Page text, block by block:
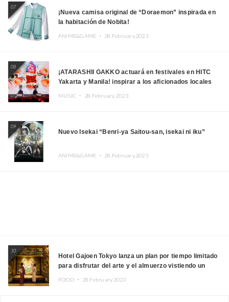
07
¡Nueva camisa original de “Doraemon” inspirada en
la habitación de Nobita!
ANIME&GAME ・ 28.February.2023
08
¡ATARASHII GAKKO actuará en festivales en HITC
Yakarta y Manila! inspirar a los aficionados locales
MUSIC ・ 28.February.2023
09
Nuevo Isekai “Benri-ya Saitou-san, isekai ni iku”
ANIME&GAME ・ 28.February.2023
10
Hotel Gajoen Tokyo lanza un plan por tiempo limitado
para disfrutar del arte y el almuerzo vistiendo un
FOOD ・ 28.February.2023